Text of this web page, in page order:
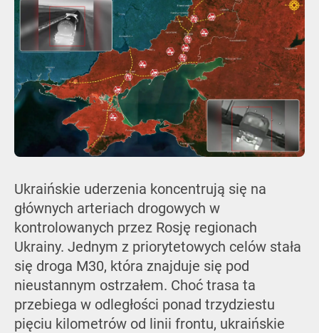
Ukraińskie uderzenia koncentrują się na
głównych arteriach drogowych w
kontrolowanych przez Rosję regionach
Ukrainy. Jednym z priorytetowych celów stała
się droga M30, która znajduje się pod
nieustannym ostrzałem. Choć trasa ta
przebiega w odległości ponad trzydziestu
pięciu kilometrów od linii frontu, ukraińskie